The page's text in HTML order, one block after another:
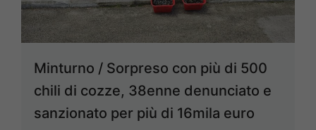
Minturno / Sorpreso con più di 500
chili di cozze, 38enne denunciato e
sanzionato per più di 16mila euro